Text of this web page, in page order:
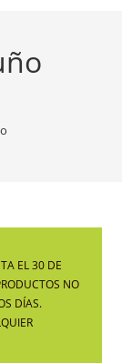
EL 30 DE
NO
DÍAS.